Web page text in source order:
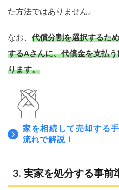
た方法ではありません。
なお、 代償分割を選択するた
するAさんに、代償金を支払
ります。
家を相続して売却する
流れで解説！
実家を処分する事前